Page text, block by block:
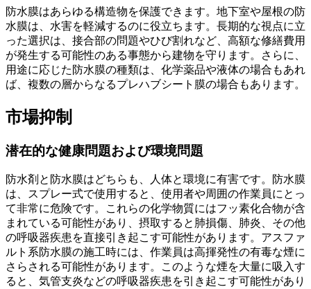
防水膜はあらゆる構造物を保護できます。地下室や屋根の防
水膜は、水害を軽減するのに役立ちます。長期的な視点に立
った選択は、接合部の問題やひび割れなど、高額な修繕費用
が発生する可能性のある事態から建物を守ります。さらに、
用途に応じた防水膜の種類は、化学薬品や液体の場合もあれ
ば、複数の層からなるプレハブシート膜の場合もあります。
市場抑制
潜在的な健康問題および環境問題
防水剤と防水膜はどちらも、人体と環境に有害です。防水膜
は、スプレー式で使用すると、使用者や周囲の作業員にとっ
て非常に危険です。これらの化学物質にはフッ素化合物が含
まれている可能性があり、摂取すると肺損傷、肺炎、その他
の呼吸器疾患を直接引き起こす可能性があります。アスファ
ルト系防水膜の施工時には、作業員は高揮発性の有毒な煙に
さらされる可能性があります。このような煙を大量に吸入す
ると、気管支炎などの呼吸器疾患を引き起こす可能性があり